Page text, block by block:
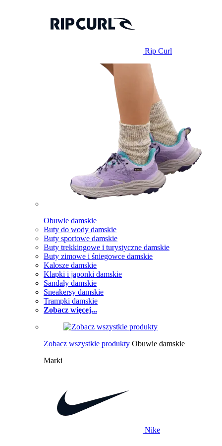
Rip Curl
Obuwie damskie
Buty do wody damskie
Buty sportowe damskie
Buty trekkingowe i turystyczne damskie
Buty zimowe i śniegowce damskie
Kalosze damskie
Klapki i japonki damskie
Sandały damskie
Sneakersy damskie
Trampki damskie
Zobacz więcej...
Zobacz wszystkie produkty Obuwie damskie
Marki
Nike